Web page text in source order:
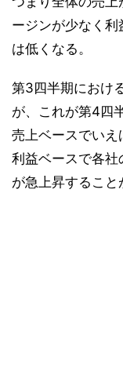
ージンが少なく
は低くなる。
第3四半期におけ
が、これが第4四
売上ベースでい
利益ベースで各
が急上昇すること